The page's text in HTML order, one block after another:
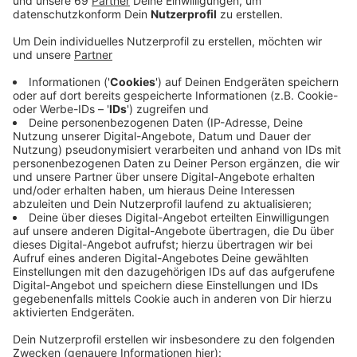
Der Rat habe vergangene Woche beschlossen, das
Insgesamt sollen 7,65 Millionen Euro aus Landes- und
städtischen Mitteln fließen. Ein Teil des ehemaligen
Hill-Speichers soll als soziokulturelles Zentrum
umgebaut und für mindestens 20 Jahre dem B-Side-
Verein zur Verfügung gestellt werden. Der Verein
beklagte in der vergangenen Woche, nicht in die
Entscheidung eingebunden gewesen zu sein. Er wollte
Eigentümer und nicht Mieter werden. "Im Sinne der
Gleichbehandlung mit anderen Kulturinitiativen und
Vereinen müssen wir diesen Weg einschlagen",
begründet Oberbürgermeister Markus Lewe die
Entscheidung. Nach Fertigstellung und Inbetriebnahme
solle der "B-Side-Verein" die Möglichkeit bekommen,
Teileigentümer zu werden.